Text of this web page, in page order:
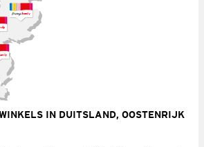
IN DUITSLAND, OOSTENRIJK